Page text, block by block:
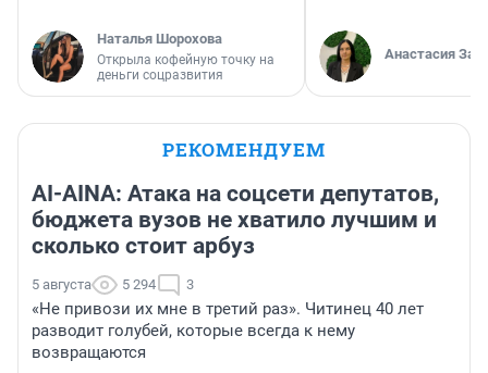
Наталья Шорохова
Открыла кофейную точку на
деньги соцразвития
Анастасия
РЕКОМЕНДУЕМ
AI-AINA: Атака на соцсети депутатов,
бюджета вузов не хватило лучшим и
сколько стоит арбуз
5 августа 5 294 3
«Не привози их мне в третий раз». Читинец 40 лет
разводит голубей, которые всегда к нему
возвращаются